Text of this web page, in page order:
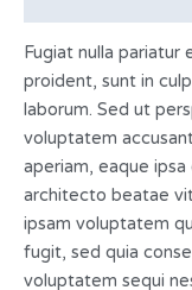
Fugiat nulla
proident, sunt in
laborum. Sed ut
voluptatem
aperiam, eaque
architecto beatae
ipsam voluptatem
fugit, sed quia
voluptatem sequi